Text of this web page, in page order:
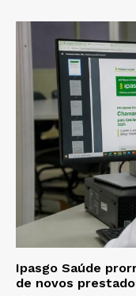
Ipasgo Saúde
de novos